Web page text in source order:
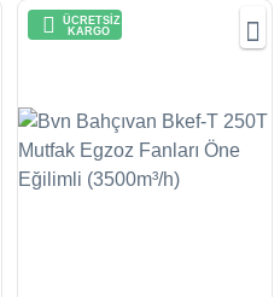
ÜCRETSİZ
KARGO